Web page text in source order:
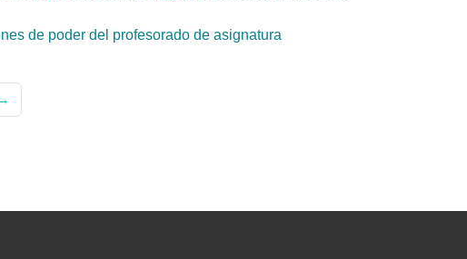
de poder del profesorado de asignatura